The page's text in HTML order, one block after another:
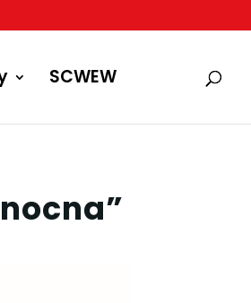
SCWEW